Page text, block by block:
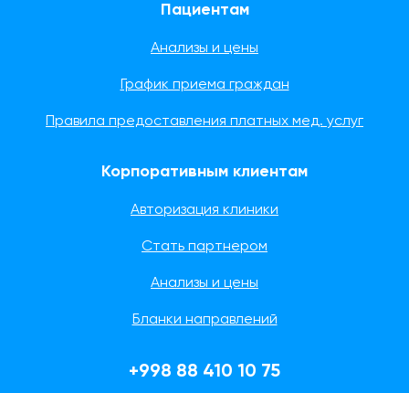
Пациентам
Анализы и цены
График приема граждан
Правила предоставления платных мед. услуг
Корпоративным клиентам
Авторизация клиники
Стать партнером
Анализы и цены
Бланки направлений
+998 88 410 10 75